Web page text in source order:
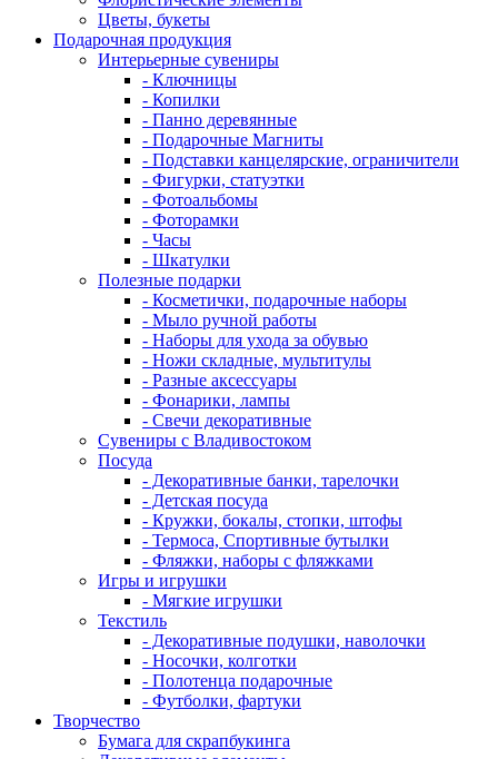
Цветы, букеты
Подарочная продукция
Интерьерные сувениры
- Ключницы
- Копилки
- Панно деревянные
- Подарочные Магниты
- Подставки канцелярские, ограничители
- Фигурки, статуэтки
- Фотоальбомы
- Фоторамки
- Часы
- Шкатулки
Полезные подарки
- Косметички, подарочные наборы
- Мыло ручной работы
- Наборы для ухода за обувью
- Ножи складные, мультитулы
- Разные аксессуары
- Фонарики, лампы
- Свечи декоративные
Сувениры с Владивостоком
Посуда
- Декоративные банки, тарелочки
- Детская посуда
- Кружки, бокалы, стопки, штофы
- Термоса, Спортивные бутылки
- Фляжки, наборы с фляжками
Игры и игрушки
- Мягкие игрушки
Текстиль
- Декоративные подушки, наволочки
- Носочки, колготки
- Полотенца подарочные
- Футболки, фартуки
Творчество
Бумага для скрапбукинга